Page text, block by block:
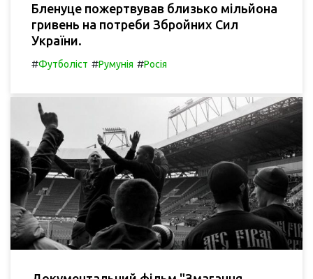
Бленуце пожертвував близько мільйона
гривень на потреби Збройних Сил
України.
#Футболіст #Румунія #Росія